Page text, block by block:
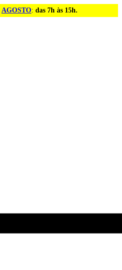
AGOSTO: das 7h às 15h.